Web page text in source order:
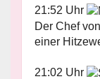
21:52 Uhr
Der Chef
einer
21:02 Uhr